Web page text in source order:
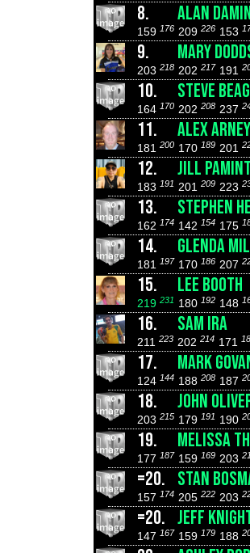
8. ALAN
159 176 209 226 153
9. MARY
203 218 202 217 191
10. STEVE
164 170 202 208 237
11. ALEX ARNEY
181 200 170 189 201
12. JILL
183 191 201 209 223
13. STEPHEN
162 174 142 154 175
14. GLENDA
181
197 170 186 207
15. LEE BOOTH
219 231 180 192 148
16. SAM IRA
211 223 202 214 171
17. MARK
124 144 188 208 187
18. JOHN
203 215 179 191 190
19. MELISSA
177 187 159 169 203
=20. STAN
157 174 205 222 203
=20. JEFF
147 167 159 179 188